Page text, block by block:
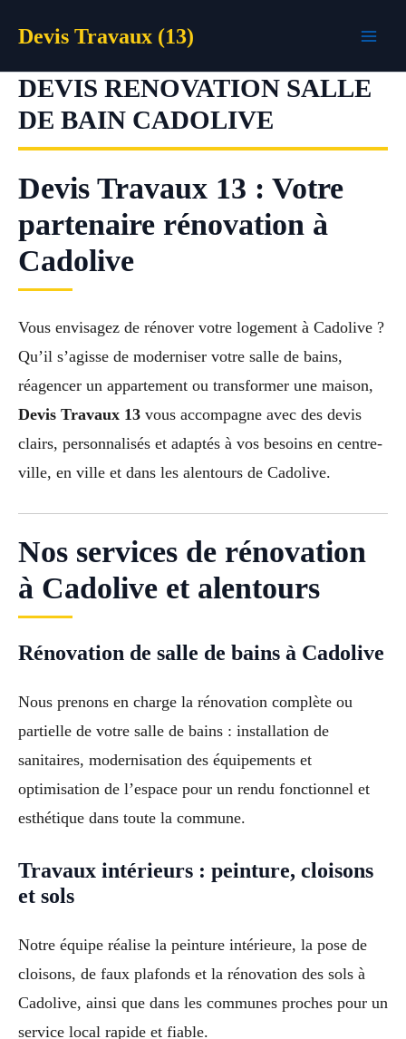
Devis Travaux (13)
DEVIS RENOVATION SALLE
DE BAIN CADOLIVE
Devis Travaux 13 : Votre
partenaire rénovation à
Cadolive
Vous envisagez de rénover votre logement à Cadolive ?
Qu’il s’agisse de moderniser votre salle de bains,
réagencer un appartement ou transformer une maison,
Devis Travaux 13 vous accompagne avec des devis
clairs, personnalisés et adaptés à vos besoins en centre-
ville, en ville et dans les alentours de Cadolive.
Nos services de rénovation
à Cadolive et alentours
Rénovation de salle de bains à Cadolive
Nous prenons en charge la rénovation complète ou
partielle de votre salle de bains : installation de
sanitaires, modernisation des équipements et
optimisation de l’espace pour un rendu fonctionnel et
esthétique dans toute la commune.
Travaux intérieurs : peinture, cloisons
et sols
Notre équipe réalise la peinture intérieure, la pose de
cloisons, de faux plafonds et la rénovation des sols à
Cadolive, ainsi que dans les communes proches pour un
service local rapide et fiable.